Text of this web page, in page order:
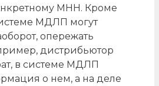
МНН. Кроме
МДЛП могут
опережать
дистрибьютор
в системе МДЛП
о нем, а на деле